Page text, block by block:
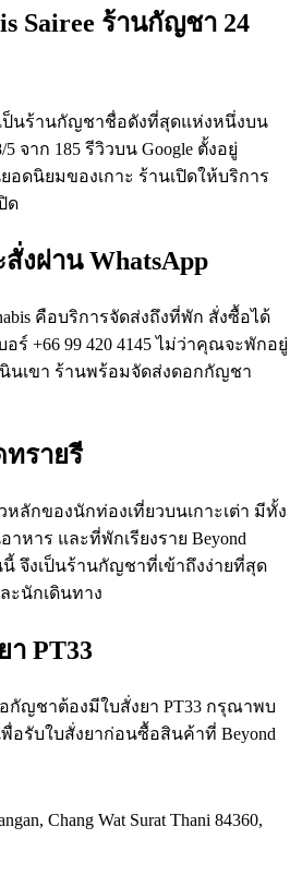
Sairee ร้านกัญชา 24
เป็นร้านกัญชาชื่อดังที่สุดแห่งหนึ่งบน
จาก 185 รีวิวบน Google ตั้งอยู่
อดนิยมของเกาะ ร้านเปิดให้บริการ
ด
งผ่าน WhatsApp
คือบริการจัดส่งถึงที่พัก สั่งซื้อได้
อร์ +66 99 420 4145 ไม่ว่าคุณจะพักอยู่
นเขา ร้านพร้อมจัดส่งดอกกัญชา
รายรี
ลักของนักท่องเที่ยวบนเกาะเต่า มีทั้ง
าหาร และที่พักเรียงราย Beyond
นี้ จึงเป็นร้านกัญชาที่เข้าถึงง่ายที่สุด
ะนักเดินทาง
PT33
กัญชาต้องมีใบสั่งยา PT33 กรุณาพบ
อรับใบสั่งยาก่อนซื้อสินค้าที่ Beyond
Chang Wat Surat Thani 84360,